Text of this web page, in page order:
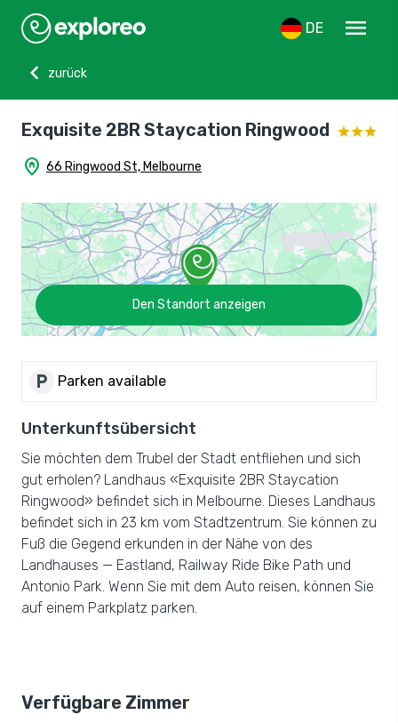
DE
menu
chevron_left
zurück
Exquisite 2BR Staycation Ringwood
home_pin 66 Ringwood St, Melbourne
Den Standort anzeigen
local_parking Parken available
Unterkunftsübersicht
Sie möchten dem Trubel der Stadt entfliehen und sich
gut erholen? Landhaus «Exquisite 2BR Staycation
Ringwood» befindet sich in Melbourne. Dieses Landhaus
befindet sich in 23 km vom Stadtzentrum. Sie können zu
Fuß die Gegend erkunden in der Nähe von des
Landhauses — Eastland, Railway Ride Bike Path und
Antonio Park. Wenn Sie mit dem Auto reisen, können Sie
auf einem Parkplatz parken.
Verfügbare Zimmer